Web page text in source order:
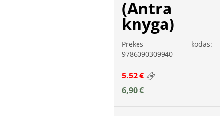
(Antra
knyga)
Prekės kodas:
9786090309940
5.52 €
6,90€